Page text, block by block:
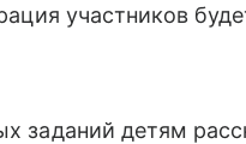
участников
заданий детям